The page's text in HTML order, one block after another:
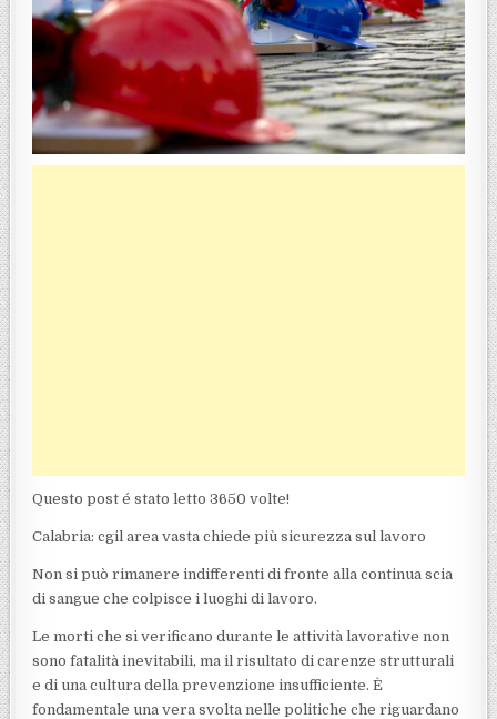
Questo post é stato letto 3650 volte!
Calabria: cgil area vasta chiede più sicurezza sul lavoro
Non si può rimanere indifferenti di fronte alla continua scia
di sangue che colpisce i luoghi di lavoro.
Le morti che si verificano durante le attività lavorative non
sono fatalità inevitabili, ma il risultato di carenze strutturali
e di una cultura della prevenzione insufficiente. È
fondamentale una vera svolta nelle politiche che riguardano